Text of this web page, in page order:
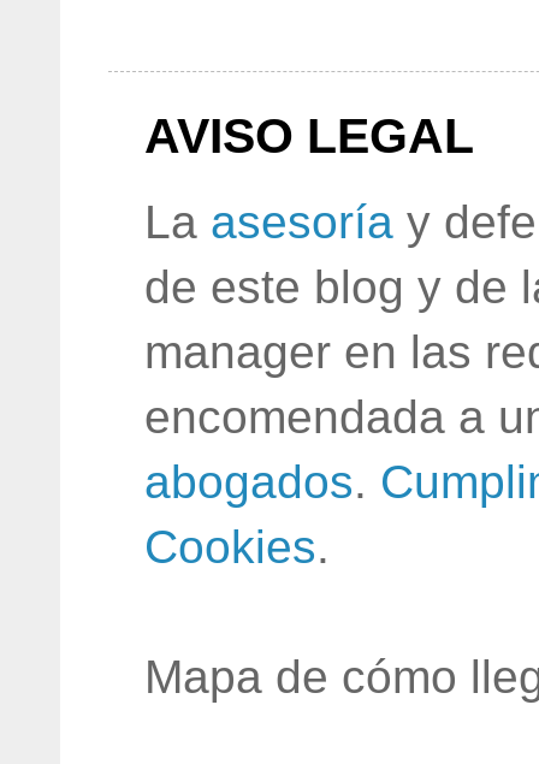
AVISO LEGAL
La asesoría y
de este blog y de
manager en las
encomendada a
abogados.
Cookies.
Mapa de cómo